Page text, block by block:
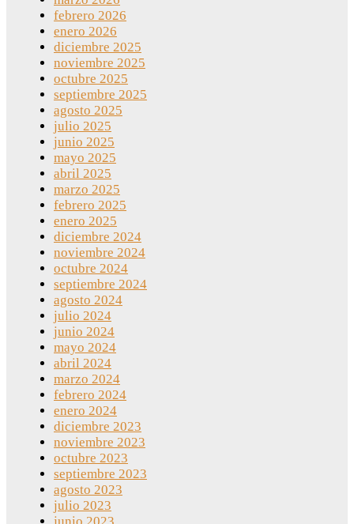
febrero 2026
enero 2026
diciembre 2025
noviembre 2025
octubre 2025
septiembre 2025
agosto 2025
julio 2025
junio 2025
mayo 2025
abril 2025
marzo 2025
febrero 2025
enero 2025
diciembre 2024
noviembre 2024
octubre 2024
septiembre 2024
agosto 2024
julio 2024
junio 2024
mayo 2024
abril 2024
marzo 2024
febrero 2024
enero 2024
diciembre 2023
noviembre 2023
octubre 2023
septiembre 2023
agosto 2023
julio 2023